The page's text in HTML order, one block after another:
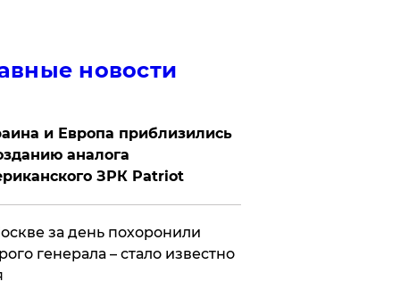
новости
и Европа приблизились
аналога
ЗРК Patriot
за день похоронили
генерала – стало известно